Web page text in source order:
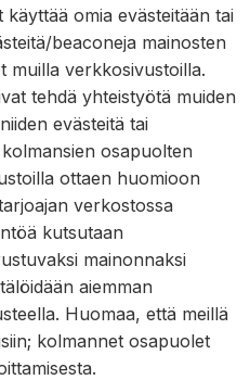
omia evästeitään tai
beaconeja mainosten
muilla verkkosivustoilla.
tehdä yhteistyötä muiden
evästeitä tai
osapuolten
ottaen huomioon
verkostossa
kutsutaan
mainonnaksi
aiemman
Huomaa, että meillä
kolmannet osapuolet